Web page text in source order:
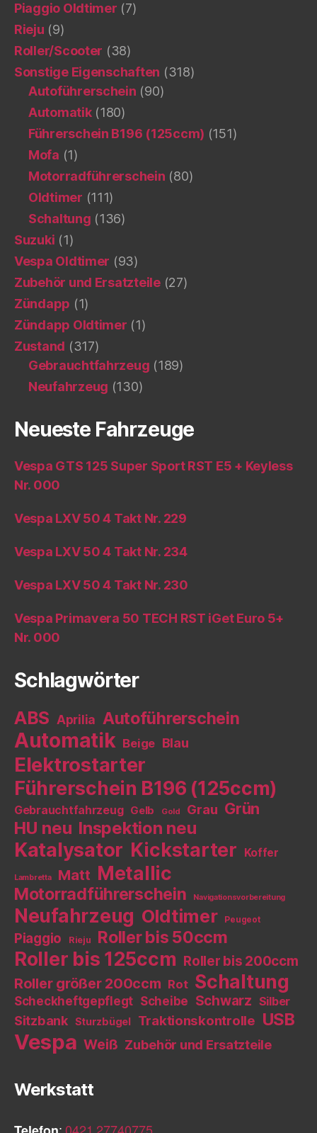
Piaggio Oldtimer (7)
Rieju (9)
Roller/Scooter (38)
Sonstige Eigenschaften (318)
Autoführerschein (90)
Automatik(180)
Führerschein B196 (125ccm) (151)
Mofa (1)
Motorradführerschein (80)
Oldtimer (111)
Schaltung (136)
Suzuki (1)
Vespa Oldtimer (93)
Zubehör und Ersatzteile(27)
Zündapp (1)
Zündapp Oldtimer (1)
Zustand (317)
Gebrauchtfahrzeug (189)
Neufahrzeug (130)
Neueste Fahrzeuge
Vespa GTS 125 Super Sport RST E5 + Keyless
Nr. 000
Vespa LXV 50 4 Takt Nr. 229
Vespa LXV 50 4 Takt Nr. 234
Vespa LXV 50 4 Takt Nr. 230
Vespa Primavera 50 TECH RST iGet Euro 5+
Nr. 000
Schlagwörter
ABS Aprilia Autoführerschein
Automatik Beige Blau
Elektrostarter
Führerschein B196 (125ccm)
Gebrauchtfahrzeug Gelb Gold Grau Grün
HU neu Inspektion neu
Katalysator Kickstarter Koffer
Lambretta Matt Metallic
Motorradführerschein Navigationsvorbereitung
Neufahrzeug Oldtimer Peugeot
Piaggio Rieju Roller bis 50ccm
Roller bis 125ccm Roller bis 200ccm
Roller größer 200ccm Rot Schaltung
Scheckheftgepflegt Scheibe Schwarz Silber
Sitzbank Sturzbügel Traktionskontrolle USB
Vespa Weiß Zubehör und Ersatzteile
Werkstatt